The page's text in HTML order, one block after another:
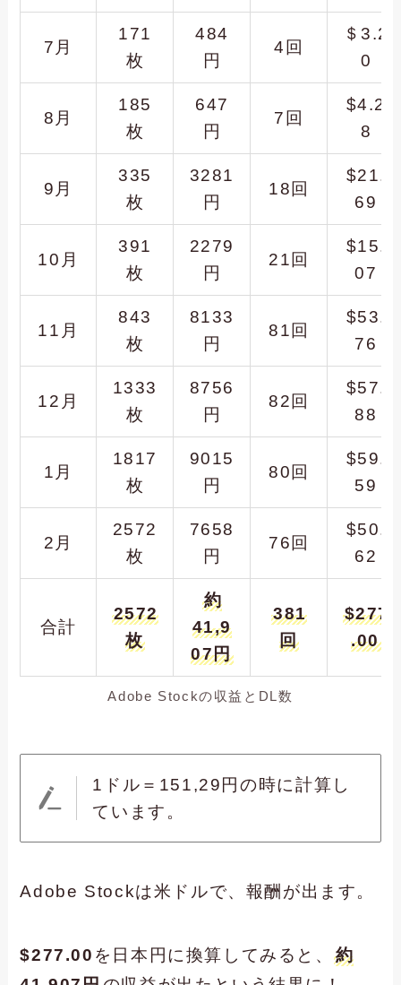
7月
171
枚
484
円
4回
＄3.2
0
8月
185
枚
647
円
7回
$4.2
8
9月
335
枚
3281
円
18回
$21.
69
10月
391
枚
2279
円
21回
$15.
07
11月
843
枚
8133
円
81回
$53.
76
12月
1333
枚
8756
円
82回
$57.
88
1月
1817
枚
9015
円
80回
$59.
59
2月
2572
枚
7658
円
76回
$50.
62
合計
2572
枚
約
41,9
07円
381
回
$277
.00
Adobe Stockの収益とDL数
1ドル＝151,29円の時に計算し
ています。
Adobe Stockは米ドルで、報酬が出ます。
$277.00 を日本円に換算してみると、 約